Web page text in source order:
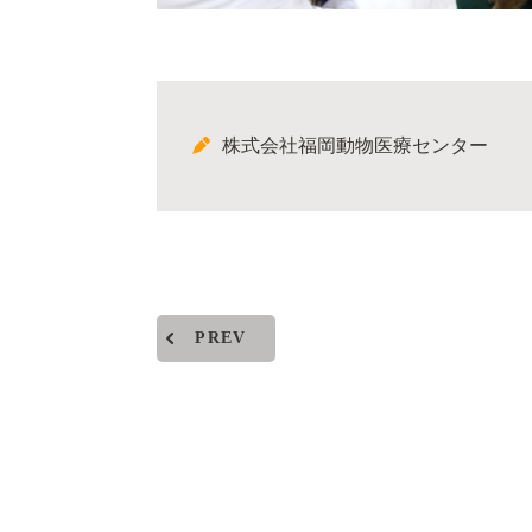
株式会社福岡動物医療センター
PREV